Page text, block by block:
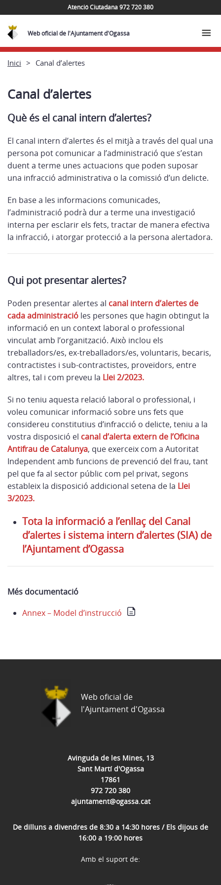
Atenció Ciutadana 972 720 380
Web oficial de l'Ajuntament d'Ogassa
Inici Canal d’alertes
Canal d’alertes
Què és el canal intern d’alertes?
El canal intern d’alertes és el mitjà a través del qual una
persona pot comunicar a l’administració que s’estan
duent a terme unes actuacions que poden suposar
una infracció administrativa o la comissió d’un delicte.
En base a les informacions comunicades,
l’administració podrà dur a terme una investigació
interna per esclarir els fets, tractar de manera efectiva
la infracció, i atorgar protecció a la persona alertadora.
Qui pot presentar alertes?
Poden presentar alertes al canal intern d’alertes de
cada administració les persones que hagin obtingut la
informació en un context laboral o professional
vinculat amb l’organització. Això inclou els
treballadors/es, ex-treballadors/es, voluntaris, becaris,
contractistes i sub-contractistes, proveïdors, entre
altres, tal i com preveu la Llei 2/2023.
Si no teniu aquesta relació laboral o professional, i
voleu comunicar informació sobre uns fets que
considereu constitutius d’infracció o delicte, teniu a la
vostra disposició el canal d’alerta extern de l’Oficina
Antifrau de Catalunya, que exerceix com a Autoritat
Independent amb funcions de prevenció del frau, tant
pel que fa al sector públic com pel privat, segons
estableix la disposició addicional setena de la Llei
3/2023.
Tota la informació a l’enllaç del Canal
d’alertes i sistema intern d’alertes (SIA) de
l’Ajuntament d’Ogassa
Més documentació
Annex – Model d’instrucció
Avinguda de les Mines, 13
Sant Martí d'Ogassa
17861
972 720 380
ajuntament@ogassa.cat
De dilluns a divendres de 8:30 a 14:30 hores / Els dijous de
16:00 a 19:00 hores
Web oficial de
l'Ajuntament d'Ogassa
Amb el suport de: